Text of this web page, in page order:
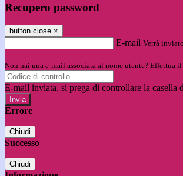
Recupero password
button close ×
E-mail Verrà
Non hai una e-mail associata al nome utente? Effettua
E-mail inviata, si prega di controllare la casella
Errore
Chiudi
Successo
Chiudi